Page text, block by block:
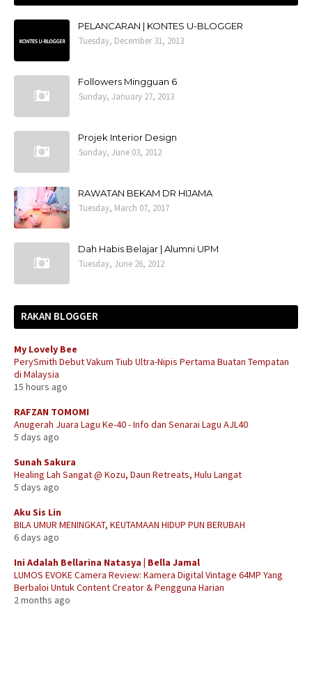
PELANCARAN | KONTES U-BLOGGER
Tuesday, December 31, 2013
Followers Mingguan 6
Sunday, January 27, 2013
Projek Interior Design
Sunday, June 03, 2012
RAWATAN BEKAM DR HIJAMA
Tuesday, March 07, 2017
Dah Habis Belajar | Alumni UPM
Tuesday, June 26, 2012
RAKAN BLOGGER
My Lovely Bee
PerySmith Debut Vakum Tiub Ultra-Nipis Pertama Buatan Tempatan
di Malaysia
15 hours ago
RAFZAN TOMOMI
Anugerah Juara Lagu Ke-40 - Info dan Senarai Lagu AJL40
5 days ago
Sunah Sakura
Healing Lah Sangat @ Kozu, Daun Retreats, Hulu Langat
5 days ago
Aku Sis Lin
BILA UMUR MENINGKAT, KEUTAMAAN HIDUP PUN BERUBAH
6 days ago
Ini Adalah Bellarina Natasya | Bella Jamal
LUMOS EVOKE Camera Review: Kamera Digital Vintage 64MP Yang
Berbaloi Untuk Content Creator & Pengguna Harian
2 months ago